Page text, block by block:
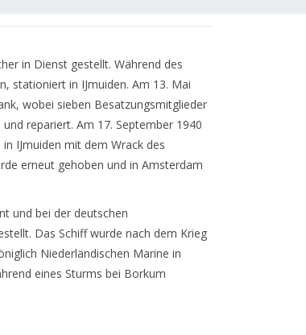
in Dienst gestellt. Während des
stationiert in IJmuiden. Am 13. Mai
wobei sieben Besatzungsmitglieder
und repariert. Am 17. September 1940
IJmuiden mit dem Wrack des
erneut gehoben und in Amsterdam
und bei der deutschen
Das Schiff wurde nach dem Krieg
Niederländischen Marine in
eines Sturms bei Borkum